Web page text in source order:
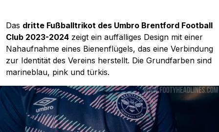
Das dritte Fußballtrikot des Umbro Brentford Football
Club 2023-2024 zeigt ein auffälliges Design mit einer
Nahaufnahme eines Bienenflügels, das eine Verbindung
zur Identität des Vereins herstellt. Die Grundfarben sind
marineblau, pink und türkis.